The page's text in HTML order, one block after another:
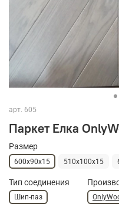
арт. 605
Паркет Елка
Размер
600х90х15 510х100х15
Тип соединения
Шип-паз